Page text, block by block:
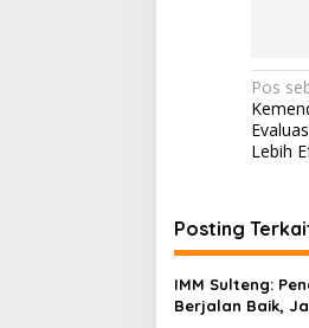
N
a
v
g
a
s
Pos
Lebih
Posting
IMM Sulteng:
Berjalan Baik,